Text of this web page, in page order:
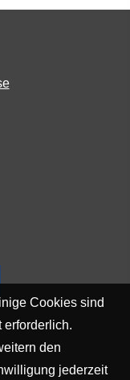
Cookies sind
erforderlich.
den
jederzeit